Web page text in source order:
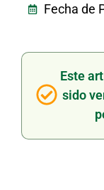
Fecha de
Este
sido